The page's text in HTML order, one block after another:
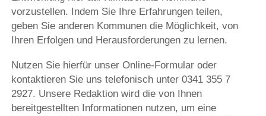
vorzustellen. Indem Sie Ihre Erfahrungen teilen,
geben Sie anderen Kommunen die Möglichkeit, von
Ihren Erfolgen und Herausforderungen zu lernen.
Nutzen Sie hierfür unser Online-Formular oder
kontaktieren Sie uns telefonisch unter 0341 355 7
2927. Unsere Redaktion wird die von Ihnen
bereitgestellten Informationen nutzen, um eine